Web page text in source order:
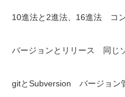
10進法と2進法、16進法 コ
バージョンとリリース 同じ
gitとSubversion バージョン